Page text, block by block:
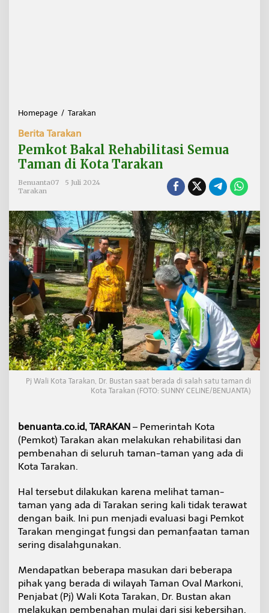
Homepage / Tarakan
k
o
t
a
l
R
e
h
a
b
i
l
i
s
i
S
e
m
u
a
m
n
K
o
a
T
a
a
a
n
Berita Tarakan
Pemkot Bakal Rehabilitasi Semua
Taman di Kota Tarakan
Benuanta07
5 Juli 2024
Tarakan
Pj Wali Kota Tarakan, Dr. Bustan saat berada di salah satu taman di
Kota Tarakan (FOTO: SUNNY CELINE/BENUANTA)
benuanta.co.id, TARAKAN – Pemerintah Kota
(Pemkot) Tarakan akan melakukan rehabilitasi dan
pembenahan di seluruh taman-taman yang ada di
Kota Tarakan.
Hal tersebut dilakukan karena melihat taman-
taman yang ada di Tarakan sering kali tidak terawat
dengan baik. Ini pun menjadi evaluasi bagi Pemkot
Tarakan mengingat fungsi dan pemanfaatan taman
sering disalahgunakan.
Mendapatkan beberapa masukan dari beberapa
pihak yang berada di wilayah Taman Oval Markoni,
Penjabat (Pj) Wali Kota Tarakan, Dr. Bustan akan
melakukan pembenahan mulai dari sisi kebersihan,